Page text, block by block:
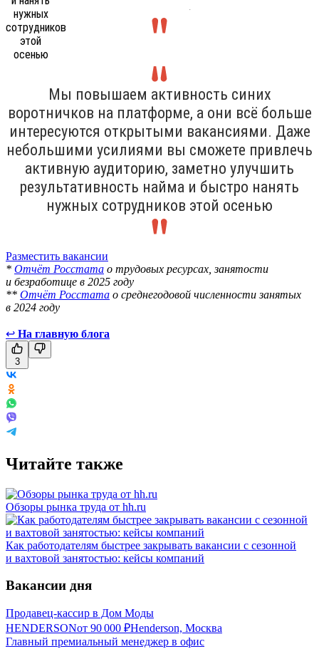
.
Мы повышаем активность синих
воротничков на платформе, а они всё больше
интересуются открытыми вакансиями. Даже
небольшими усилиями вы сможете привлечь
активную аудиторию, заметно улучшить
результативность найма и быстро нанять
нужных сотрудников этой осенью
Разместить вакансии
* Отчёт Росстата о трудовых ресурсах, занятости
и безработице в 2025 году
** Отчёт Росстата о среднегодовой численности занятых
в 2024 году
↩ На главную блога
3
Читайте также
Обзоры рынка труда от hh.ru
Как работодателям быстрее закрывать вакансии с сезонной
и вахтовой занятостью: кейсы компаний
Вакансии дня
Продавец-кассир в Дом Моды
HENDERSONот 90 000 ₽Henderson, Москва
Главный премиальный менеджер в офис